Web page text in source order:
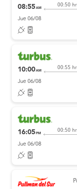
08:55AM
00:50
Jue 06/08
10:00AM
00:55
Jue 06/08
16:05 PM
00:50
Jue 06/08